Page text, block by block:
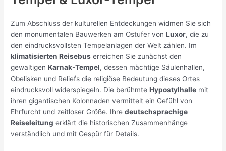
Zum Abschluss der kulturellen Entdeckungen widmen Sie sich
den monumentalen Bauwerken am Ostufer vonLuxor, die zu
den eindrucksvollsten Tempelanlagen der Welt zählen. Im
klimatisierten Reisebus erreichen Sie zunächst den
gewaltigenKarnak-Tempel, dessen mächtige Säulenhallen,
Obelisken und Reliefs die religiöse Bedeutung dieses Ortes
eindrucksvoll widerspiegeln. Die berühmteHypostylhalle mit
ihren gigantischen Kolonnaden vermittelt ein Gefühl von
Ehrfurcht und zeitloser Größe. Ihredeutschsprachige
Reiseleitung erklärt die historischen Zusammenhänge
verständlich und mit Gespür für Details.